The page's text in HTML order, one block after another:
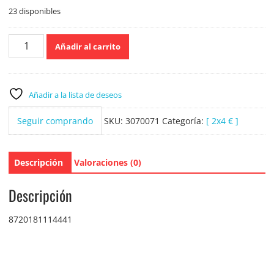
23 disponibles
Desodorante
150
ml.
cantidad
Añadir al carrito
Añadir a la lista de deseos
Seguir comprando SKU: 3070071 Categoría: [ 2x4 € ]
Descripción Valoraciones (0)
Descripción
8720181114441